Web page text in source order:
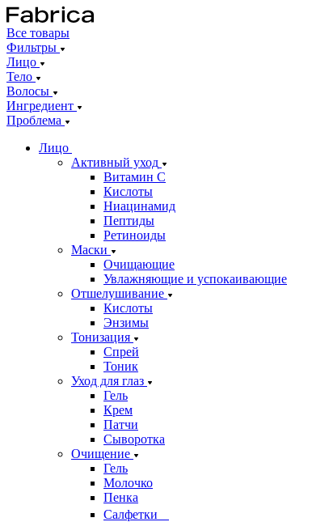
Все товары
Фильтры
Лицо
Тело
Волосы
Ингредиент
Проблема
Лицо
Активный уход
Витамин С
Кислоты
Ниацинамид
Пептиды
Ретиноиды
Маски
Очищающие
Увлажняющие и успокаивающие
Отшелушивание
Кислоты
Энзимы
Тонизация
Спрей
Тоник
Уход для глаз
Гель
Крем
Патчи
Сыворотка
Очищение
Гель
Молочко
Пенка
Салфетки